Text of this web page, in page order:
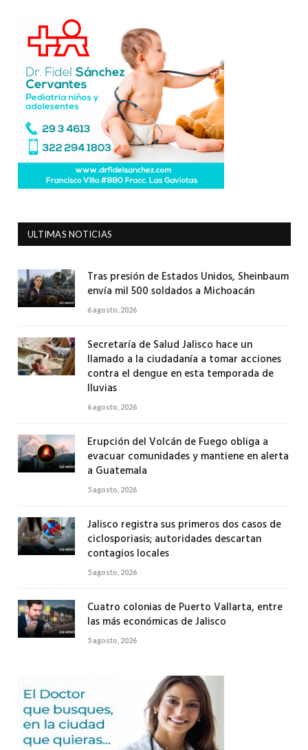
ULTIMAS NOTICIAS
Tras presión de Estados Unidos, Sheinbaum
envía mil 500 soldados a Michoacán
6 agosto, 2026
Secretaría de Salud Jalisco hace un
llamado a la ciudadanía a tomar acciones
contra el dengue en esta temporada de
lluvias
6 agosto, 2026
Erupción del Volcán de Fuego obliga a
evacuar comunidades y mantiene en alerta
a Guatemala
5 agosto, 2026
Jalisco registra sus primeros dos casos de
ciclosporiasis; autoridades descartan
contagios locales
5 agosto, 2026
Cuatro colonias de Puerto Vallarta, entre
las más económicas de Jalisco
5 agosto, 2026